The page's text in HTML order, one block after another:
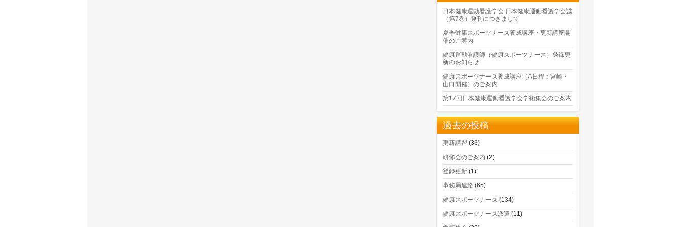
日本健康運動看護学会 日本健康運動看護学会誌
（第7巻）発刊につきまして
夏季健康スポーツナース養成講座・更新講座開
催のご案内
健康運動看護師（健康スポーツナース）登録更
新のお知らせ
健康スポーツナース養成講座（A日程：宮崎・
山口開催）のご案内
第17回日本健康運動看護学会学術集会のご案内
過去の投稿
更新講習 (33)
研修会のご案内 (2)
登録更新 (1)
事務局連絡 (65)
健康スポーツナース (134)
健康スポーツナース派遣 (11)